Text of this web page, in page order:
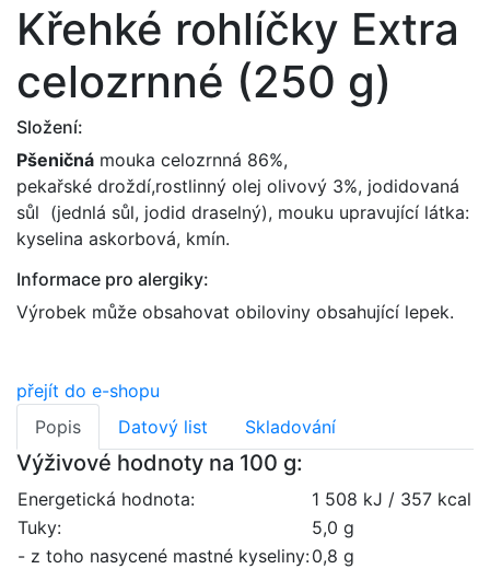
Křehké rohlíčky Extra
celozrnné (250 g)
Složení:
Pšeničná mouka celozrnná 86%,
pekařské droždí,rostlinný olej olivový 3%, jodidovaná
sůl (jednlá sůl, jodid draselný), mouku upravující látka:
kyselina askorbová, kmín.
Informace pro alergiky:
Výrobek může obsahovat obiloviny obsahující lepek.
přejít do e-shopu
Popis
Datový list Skladování
Výživové hodnoty na 100 g:
Energetická hodnota:
1 508 kJ / 357 kcal
Tuky:
5,0 g
- z toho nasycené mastné kyseliny:0,8 g